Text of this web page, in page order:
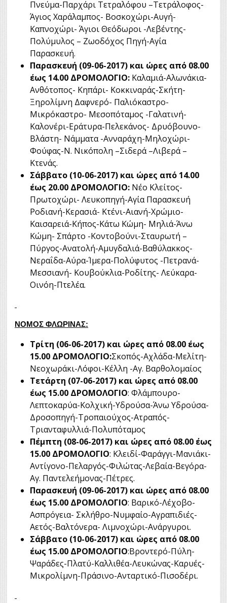
Πνεύμα-Παρχάρι Τετραλόφου –Τετράλοφος-
Άγιος Χαράλαμπος- Βοσκοχώρι-Αυγή-
Καπνοχώρι- Άγιοι Θεόδωροι -Λεβέντης-
Πολύμυλος – Ζωοδόχος Πηγή-Αγία
Παρασκευή.
Παρασκευή (09-06-2017) και ώρες από 08.00
έως 14.00 ΔΡΟΜΟΛΟΓΙΟ: Καλαμιά-Αλωνάκια-
Ανθότοπος- Κηπάρι- Κοκκιναράς-Σκήτη-
Ξηρολίμνη Δαφνερό- Παλιόκαστρο-
Μικρόκαστρο- Μεσοπόταμος -Γαλατινή-
Καλονέρι-Εράτυρα-Πελεκάνος- Δρυόβουνο-
Βλάστη- Νάμματα -Ανναράχη-Μηλοχώρι-
Φούφας-N. Νικόπολη –Σιδερά –Λιβερά –
Κτενάς.
Σάββατο (10-06-2017) και ώρες από 14.00
έως 20.00 ΔΡΟΜΟΛΟΓΙΟ: Νέο Κλείτος-
Πρωτοχώρι- Λευκοπηγή-Αγία Παρασκευή
Ροδιανή-Κερασιά- Κτένι-Αιανή-Χρώμιο-
Καισαρειά-Κήπος-Κάτω Κώμη- Μηλιά-Άνω
Κώμη- Σπάρτο -Κοντοβούνι-Σταυρωτή –
Πύργος-Ανατολή-Αμυγδαλιά-Βαθύλακκος-
Νεραΐδα-Αύρα-Ίμερα-Πολύφυτος -Πετρανά-
Μεσσιανή- Κουβούκλια-Ροδίτης- Λεύκαρα-
Οινόη-Πτελέα.
ΝΟΜΟΣ ΦΛΩΡΙΝΑΣ:
Τρίτη (06-06-2017) και ώρες από 08.00 έως
15.00 ΔΡΟΜΟΛΟΓΙΟ:Σκοπός-Αχλάδα-Μελίτη-
Νεοχωράκι-Λόφοι-Κέλλη -Αγ. Βαρθολομαίος
Τετάρτη (07-06-2017) και ώρες από 08.00
έως 15.00 ΔΡΟΜΟΛΟΓΙΟ: Φλάμπουρο-
Λεπτοκαρύα-Κολχική-Υδρούσα-Άνω Υδρούσα-
Δροσοπηγή-Τροπαιούχος-Ατραπός-
Τριανταφυλλιά-Πολυπόταμος
Πέμπτη (08-06-2017) και ώρες από 08.00 έως
15.00 ΔΡΟΜΟΛΟΓΙΟ: Κλειδί-Φαράγγι-Μανιάκι-
Αντίγονο-Πελαργός-Φιλώτας-Λεβαία-Βεγόρα-
Αγ. Παντελεήμονας-Πέτρες.
Παρασκευή (09-06-2017) και ώρες από 08.00
έως 15.00 ΔΡΟΜΟΛΟΓΙΟ: Βαρικό-Λέχοβο-
Ασπρόγεια- Σκλήθρο-Νυμφαίο-Αγραπιδιές-
Αετός-Βαλτόνερα- Λιμνοχώρι-Ανάργυροι.
Σάββατο (10-06-2017) και ώρες από 08.00
έως 15.00 ΔΡΟΜΟΛΟΓΙΟ:Βροντερό-Πύλη-
Ψαράδες-Πλατύ-Καλλιθέα-Λευκώνας-Καρυές-
Μικρολίμνη-Πράσινο-Ανταρτικό-Πισοδέρι.